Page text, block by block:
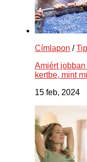
Címlapon /
Amiért
kertbe, mint
15 feb, 2024